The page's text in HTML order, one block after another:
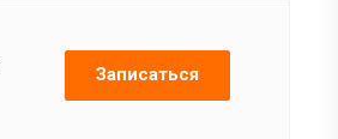
Записаться